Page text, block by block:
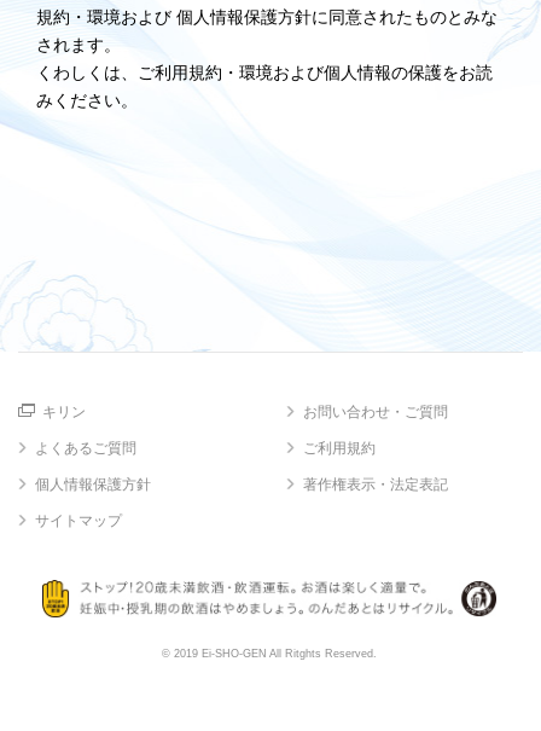
規約・環境および 個人情報保護方針に同意されたものとみな
されます。
くわしくは、ご利用規約・環境および個人情報の保護をお読
みください。
キリン お問い合わせ・ご質問
よくあるご質問 ご利用規約
個人情報保護方針 著作権表示・法定表記
サイトマップ
© 2019 Ei-SHO-GEN All Ritghts Reserved.